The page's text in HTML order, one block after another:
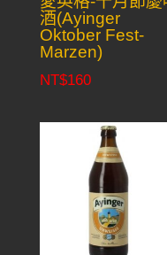
酒(Ayinger
Oktober Fest-
Marzen)
NT$160